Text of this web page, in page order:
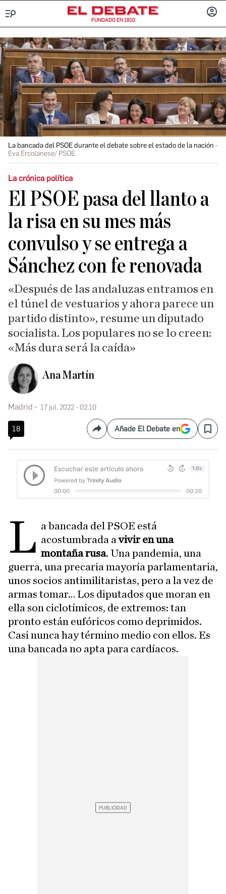
FUNDADO EN 1910
La bancada del PSOE durante el debate sobre el estado de la nación
Eva Ercolanese/ PSOE
La crónica política
El PSOE pasa del llanto a
la risa en su mes más
convulso y se entrega a
Sánchez con fe renovada
«Después de las andaluzas entramos en
el túnel de vestuarios y ahora parece un
partido distinto», resume un diputado
socialista. Los populares no se lo creen:
«Más dura será la caída»
Ana Martín
Madrid 17 jul. 2022 - 02:10
18 CompartirAñade El Debate en Save
L a bancada del PSOE está
acostumbrada a vivir en una
montaña rusa. Una pandemia, una
guerra, una precaria mayoría parlamentaria,
unos socios antimilitaristas, pero a la vez de
armas tomar… Los diputados que moran en
ella son ciclotímicos, de extremos: tan
pronto están eufóricos como deprimidos.
Casi nunca hay término medio con ellos. Es
una bancada no apta para cardíacos.